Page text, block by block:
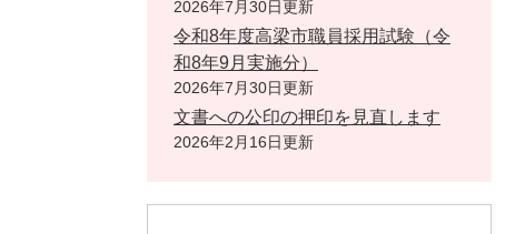
2026年7月30日更新
令和8年度高梁市職員採用試験（令
和8年9月実施分）
2026年7月30日更新
文書への公印の押印を見直します
2026年2月16日更新